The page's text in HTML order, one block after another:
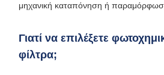
μηχανική καταπόνηση ή
Γιατί να επιλέξετε
φίλτρα;